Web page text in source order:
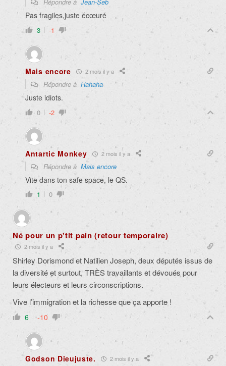
Pas fragiles,juste écœuré
3 -1
Mais encore 2 mois il y a
Répondre à Hahaha
Juste idiots.
0 -2
Antartic Monkey 2 mois il y a
Répondre à Mais encore
Vite dans ton safe space, le QS.
1 0
Né pour un p'tit pain (retour temporaire)
2 mois il y a
Shirley Dorismond et Natilien Joseph, deux députés issus de
la diversité et surtout, TRÈS travaillants et dévoués pour
leurs électeurs et leurs circonscriptions.
Vive l’immigration et la richesse que ça apporte !
6 -10
Godson Dieujuste. 2 mois il y a